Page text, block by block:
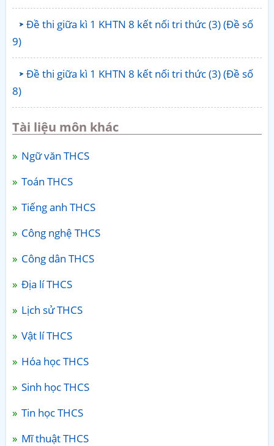
Đề thi giữa kì 1 KHTN 8 kết nối tri thức (3) (Đề số
9)
Đề thi giữa kì 1 KHTN 8 kết nối tri thức (3) (Đề số
8)
Tài liệu môn khác
Ngữ văn THCS
Toán THCS
Tiếng anh THCS
Công nghệ THCS
Công dân THCS
Địa lí THCS
Lịch sử THCS
Vật lí THCS
Hóa học THCS
Sinh học THCS
Tin học THCS
Mĩ thuật THCS